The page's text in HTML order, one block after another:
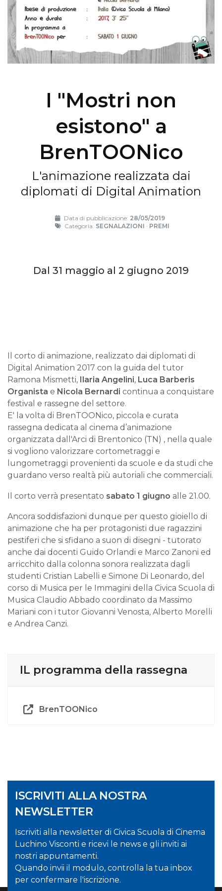
I "Mostri non
esistono" a
BrenTOONico
L'animazione realizzata dai
diplomati di Digital Animation
Data di pubblicazione: 28/05/2019
Categoria: SEGNALAZIONI · PREMI
Dal 31 maggio al 2 giugno 2019
Il corto di animazione, realizzato dai diplomati di
Digital Animation 2017 con la guida del tutor
Ramona Mismetti,
Ilaria Angelini, Luca Barberis
Organista e Nicola Bernardi continua a conquistare
festival e rassegne del settore.
E' la volta di BrenTOONico, piccola e curata
rassegna dedicata al cinema d’animazione
organizzata dall'Arci di Brentonico (TN) , nella quale
si vogliono valorizzare cortometraggi e
lungometraggi provenienti da scuole e da studi che
guardano verso realtà più autoriali che commerciali.
Il corto verrà presentato sabato 1 giugno alle 21.00.
Ancora soddisfazioni dunque per questo gioiello di
animazione che ha per protagonisti due ragazzini
pestiferi che si sfidano a suon di disegni - tutorato
anche dai docenti Guido Orlandi e Marco Zanoni ed
arricchito dalla colonna sonora realizzata dagli
studenti Cristian Labelli e Simone Di Leonardo, del
corso di Musica per le Immagini della Civica Scuola di
Musica Claudio Abbado coordinato da Massimo
Mariani con i tutor Giovanni Venosta, Alberto Morelli
e Andrea Canzi.
IL programma della rassegna
BrenTOONico
ISCRIVITI ALLA NOSTRA
NEWSLETTER
Iscriviti alla newsletter di Civica Scuola di Cinema
Luchino Visconti e ricevi le news e gli inviti ai
nostri appuntamenti.
Quando invii il modulo, controlla la tua inbox
per confermare l'iscrizione.